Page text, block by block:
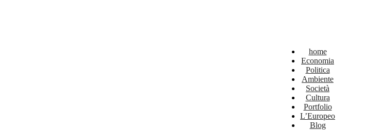
home
Economia
Politica
Ambiente
Società
Cultura
Portfolio
L’Europeo
Blog